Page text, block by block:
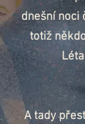
dnešní noci
totiž
A tady